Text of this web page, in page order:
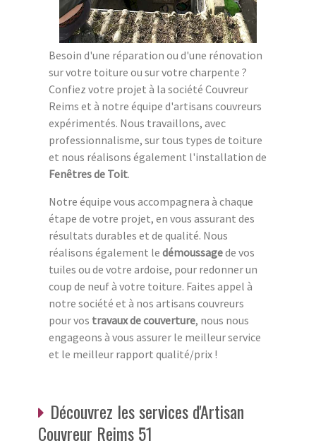
Besoin d'une réparation ou d'une rénovation
sur votre toiture ou sur votre charpente ?
Confiez votre projet à la société Couvreur
Reims et à notre équipe d'artisans couvreurs
expérimentés. Nous travaillons, avec
professionnalisme, sur tous types de toiture
et nous réalisons également l'installation de
Fenêtres de Toit.
Notre équipe vous accompagnera à chaque
étape de votre projet, en vous assurant des
résultats durables et de qualité. Nous
réalisons également le démoussagede vos
tuiles ou de votre ardoise, pour redonner un
coup de neuf à votre toiture. Faites appel à
notre société et à nos artisans couvreurs
pour vos travaux de couverture, nous nous
engageons à vous assurer le meilleur service
et le meilleur rapport qualité/prix !
Découvrez les services d'Artisan
Couvreur Reims 51